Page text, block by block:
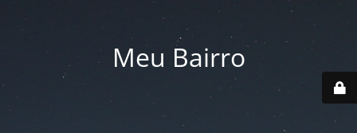
Meu Bairro